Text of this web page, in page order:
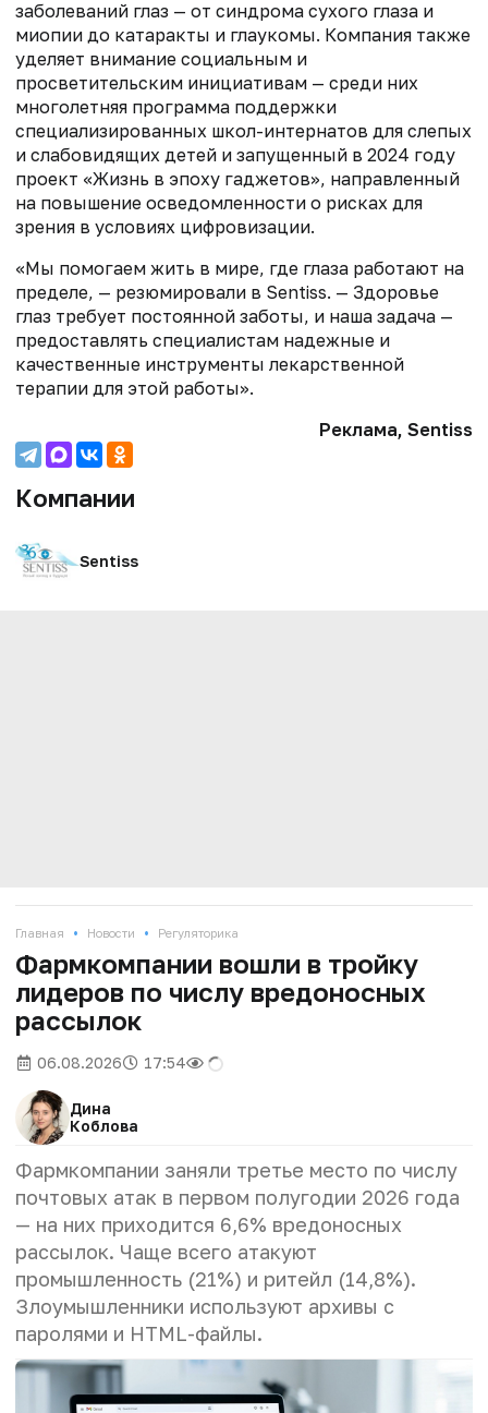
заболеваний глаз — от синдрома сухого глаза и
миопии до катаракты и глаукомы. Компания также
уделяет внимание социальным и
просветительским инициативам — среди них
многолетняя программа поддержки
специализированных школ-интернатов для слепых
и слабовидящих детей и запущенный в 2024 году
проект «Жизнь в эпоху гаджетов», направленный
на повышение осведомленности о рисках для
зрения в условиях цифровизации.
«Мы помогаем жить в мире, где глаза работают на
пределе, — резюмировали в Sentiss. — Здоровье
глаз требует постоянной заботы, и наша задача —
предоставлять специалистам надежные и
качественные инструменты лекарственной
терапии для этой работы».
Реклама, Sentiss
Компании
Sentiss
Главная • Новости • Регуляторика
Фармкомпании вошли в тройку
лидеров по числу вредоносных
рассылок
06.08.2026 17:54
Дина
Коблова
Фармкомпании заняли третье место по числу
почтовых атак в первом полугодии 2026 года
— на них приходится 6,6% вредоносных
рассылок. Чаще всего атакуют
промышленность (21%) и ритейл (14,8%).
Злоумышленники используют архивы с
паролями и HTML-файлы.